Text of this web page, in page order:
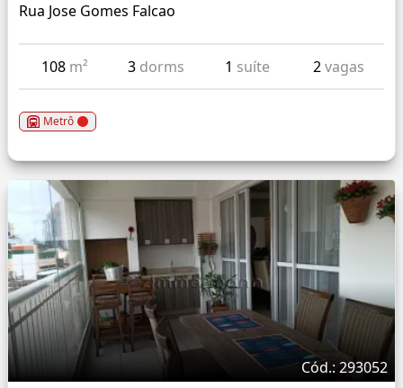
Rua Jose Gomes Falcao
108 m² 3 dorms 1 suíte 2vagas
Metrô
Cód.: 293052